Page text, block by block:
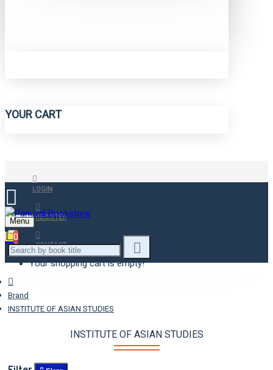
YOUR CART
LOGIN
REGISTER
CONTACT
Menu
0
Your shopping cart is empty!
Brand
INSTITUTE OF ASIAN STUDIES
INSTITUTE OF ASIAN STUDIES